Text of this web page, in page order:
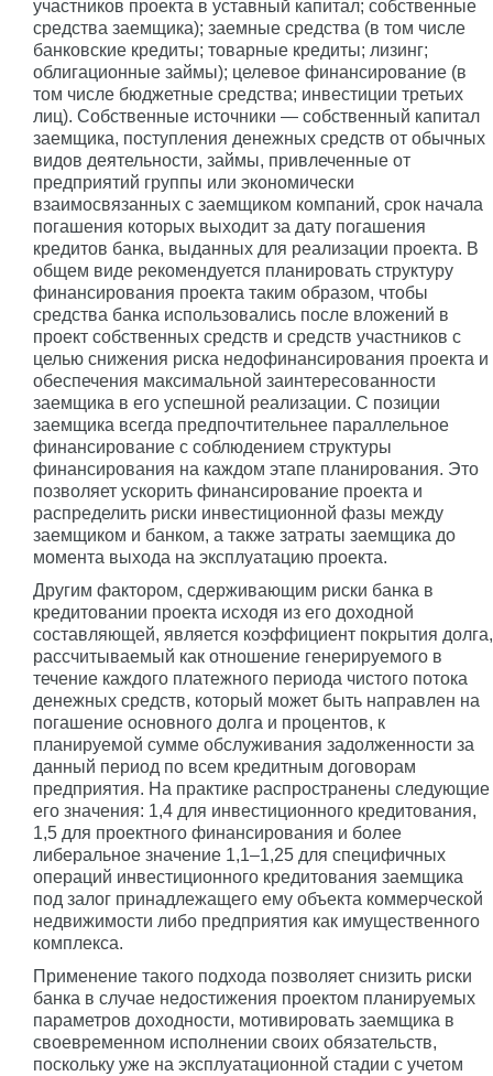
участников проекта в уставный капитал; собственные
средства заемщика); заемные средства (в том числе
банковские кредиты; товарные кредиты; лизинг;
облигационные займы); целевое финансирование (в
том числе бюджетные средства; инвестиции третьих
лиц). Собственные источники — собственный капитал
заемщика, поступления денежных средств от обычных
видов деятельности, займы, привлеченные от
предприятий группы или экономически
взаимосвязанных с заемщиком компаний, срок начала
погашения которых выходит за дату погашения
кредитов банка, выданных для реализации проекта. В
общем виде рекомендуется планировать структуру
финансирования проекта таким образом, чтобы
средства банка использовались после вложений в
проект собственных средств и средств участников с
целью снижения риска недофинансирования проекта и
обеспечения максимальной заинтересованности
заемщика в его успешной реализации. С позиции
заемщика всегда предпочтительнее параллельное
финансирование с соблюдением структуры
финансирования на каждом этапе планирования. Это
позволяет ускорить финансирование проекта и
распределить риски инвестиционной фазы между
заемщиком и банком, а также затраты заемщика до
момента выхода на эксплуатацию проекта.
Другим фактором, сдерживающим риски банка в
кредитовании проекта исходя из его доходной
составляющей, является коэффициент покрытия долга,
рассчитываемый как отношение генерируемого в
течение каждого платежного периода чистого потока
денежных средств, который может быть направлен на
погашение основного долга и процентов, к
планируемой сумме обслуживания задолженности за
данный период по всем кредитным договорам
предприятия. На практике распространены следующие
его значения: 1,4 для инвестиционного кредитования,
1,5 для проектного финансирования и более
либеральное значение 1,1–1,25 для специфичных
операций инвестиционного кредитования заемщика
под залог принадлежащего ему объекта коммерческой
недвижимости либо предприятия как имущественного
комплекса.
Применение такого подхода позволяет снизить риски
банка в случае недостижения проектом планируемых
параметров доходности, мотивировать заемщика в
своевременном исполнении своих обязательств,
поскольку уже на эксплуатационной стадии с учетом